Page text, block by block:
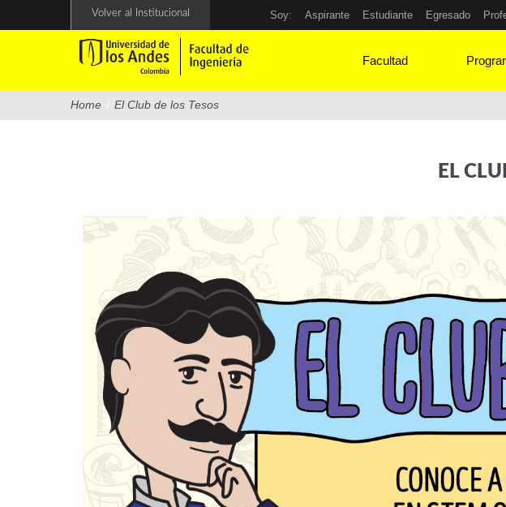
Soy: Aspirante Estudiante Egresado
Volver al Institucional
Facultad
Home / El Club de los Tesos
EL